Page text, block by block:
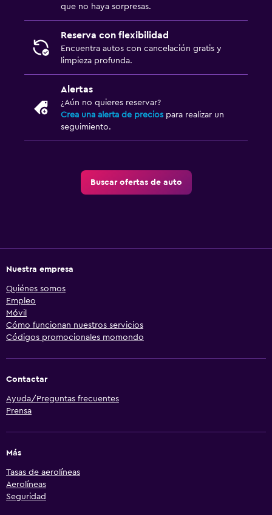
que no haya sorpresas.
Reserva con flexibilidad
Encuentra autos con cancelación gratis y
limpieza profunda.
Alertas
¿Aún no quieres reservar?
Crea una alerta de precios para realizar un
seguimiento.
Buscar ofertas de auto
Nuestra empresa
Quiénes somos
Empleo
Móvil
Cómo funcionan nuestros servicios
Códigos promocionales momondo
Contactar
Ayuda/Preguntas frecuentes
Prensa
Más
Tasas de aerolíneas
Aerolíneas
Seguridad